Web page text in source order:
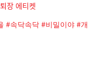
에티켓
#속닥속닥 #비밀이야 #개